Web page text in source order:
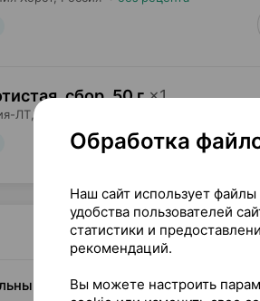
сбор,50 г×1
ЛТ, Россия
50 г ×1, Компания Хорст
Обработка
Наш сайт использует
удобства пользователей
статистики и
рекомендаций.
Вы можете настроить